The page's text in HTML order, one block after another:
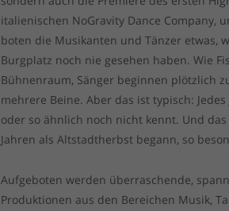
italienischen NoGravity Dance Company,
boten die Musikanten und Tänzer etwas,
Burgplatz noch nie gesehen haben. Wie
Bühnenraum, Sänger beginnen plötzlich
mehrere Beine. Aber das ist typisch:
oder so ähnlich noch nicht kennt. Und
Jahren als Altstadtherbst begann, so
Aufgeboten werden überraschende,
Produktionen aus den Bereichen Musik,